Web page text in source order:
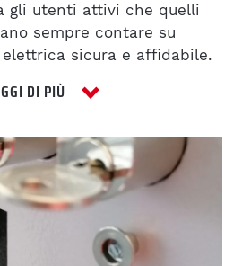
&
gli utenti attivi che quelli
sempre contare su
elettrica sicura e affidabile.
e della manutenzione,
Affidatevi alla nostra
per la realizzazione
a media tensione.
DI PIÙ